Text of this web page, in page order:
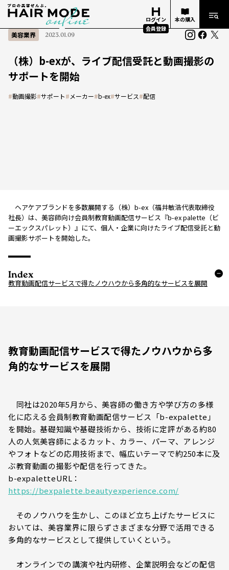
ログイン
会員登録
本の購入
美容業界 2023.01.09
（株）b-exが、ライブ配信受託と動画撮影の
サポートを開始
#動画撮影#サポート# メーカー#b-ex#サービス#配信
ヘアケアブランドを多数展開する（株）b-ex（福井敏浩代表取締役
社長）は、美容師向け会員制教育動画配信サービス『b-ex palette（ビ
ーエックスパレット）』にて、個人・企業に向けたライブ配信受託と動
画撮影サポートを開始した。
Index
教育動画配信サービスで得たノウハウから多角的なサービスを展開
教育動画配信サービスで得たノウハウから多
角的なサービスを展開
同社は2020年5月から、美容師の働き方や学び方の多様
化に応える会員制教育動画配信サービス「b-expalette」
を開始。基礎知識や基礎技術から、技術に定評がある約80
人の人気美容師によるカット、カラー、パーマ、アレンジ
やフォトなどの応用技術まで、幅広いテーマで約250本に及
ぶ教育動画の撮影や配信を行ってきた。
b-expaletteURL：
https://bexpalette.beautyexperience.com/
そのノウハウを生かし、このほど立ち上げたサービスに
おいては、美容業界に限らずさまざまな分野で活用できる
多角的なサービスとして提供していくという。
オンラインでの講演や社内研修、企業説明会などの配信